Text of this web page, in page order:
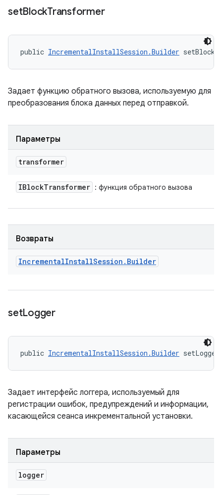
setBlockTransformer
public IncrementalInstallSession.Builder
Задает функцию обратного вызова, используемую для
преобразования блока данных перед отправкой.
Параметры
transformer
IBlockTransformer : функция обратного вызова
Возвраты
IncrementalInstallSession . Builder
setLogger
public IncrementalInstallSession.Builder
Задает интерфейс логгера, используемый для
регистрации ошибок, предупреждений и информации,
касающейся сеанса инкрементальной установки.
Параметры
logger